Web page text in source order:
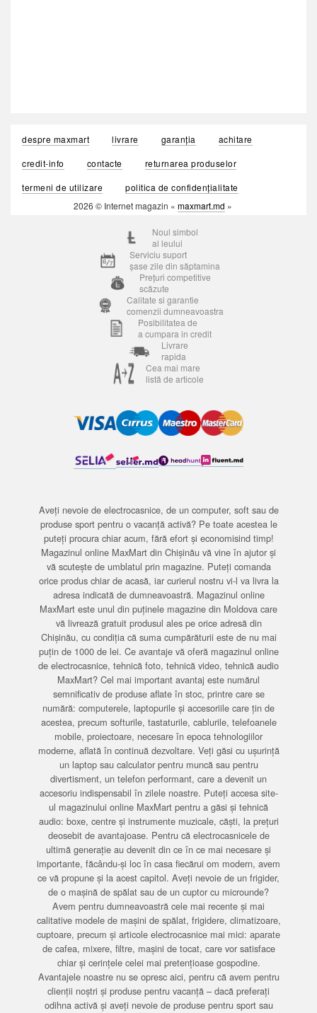
despre maxmart livrare garanția
achitare
credit-info
contacte
returnarea produselor
termeni de utilizare
politica de confidențialitate
2026 © Internet magazin « maxmart.md »
Noul simbol
al leului
Serviciu suport
șase zile din săptamina
Prețuri competitive
scăzute
Calitate si garantie
comenzii dumneavoastra
Posibilitatea de
a cumpara in credit
Livrare
rapida
Cea mai mare
listă de articole
Aveți nevoie de electrocasnice, de un computer, soft sau de
produse sport pentru o vacanță activă? Pe toate acestea le
puteți procura chiar acum, fără efort și economisind timp!
Magazinul online MaxMart din Chișinău vă vine în ajutor și
vă scutește de umblatul prin magazine. Puteți comanda
orice produs chiar de acasă, iar curierul nostru vi-l va livra la
adresa indicată de dumneavoastră. Magazinul online
MaxMart este unul din puținele magazine din Moldova care
vă livrează gratuit produsul ales pe orice adresă din
Chișinău, cu condiția că suma cumpărăturii este de nu mai
puțin de 1000 de lei. Ce avantaje vă oferă magazinul online
de electrocasnice, tehnică foto, tehnică video, tehnică audio
MaxMart? Cel mai important avantaj este numărul
semnificativ de produse aflate în stoc, printre care se
numără: computerele, laptopurile și accesoriile care țin de
acestea, precum softurile, tastaturile, cablurile, telefoanele
mobile, proiectoare, necesare în epoca tehnologiilor
moderne, aflată în continuă dezvoltare. Veți găsi cu ușurință
un laptop sau calculator pentru muncă sau pentru
divertisment, un telefon performant, care a devenit un
accesoriu indispensabil în zilele noastre. Puteți accesa site-
ul magazinului online MaxMart pentru a găsi și tehnică
audio: boxe, centre și instrumente muzicale, căști, la prețuri
deosebit de avantajoase. Pentru că electrocasnicele de
ultimă generație au devenit din ce în ce mai necesare și
importante, făcându-și loc în casa fiecărui om modern, avem
ce vă propune și la acest capitol. Aveți nevoie de un frigider,
de o mașină de spălat sau de un cuptor cu microunde?
Avem pentru dumneavoastră cele mai recente și mai
calitative modele de mașini de spălat, frigidere, climatizoare,
cuptoare, precum și articole electrocasnice mai mici: aparate
de cafea, mixere, filtre, mașini de tocat, care vor satisface
chiar și cerințele celei mai pretențioase gospodine.
Avantajele noastre nu se opresc aici, pentru că avem pentru
clienții noștri și produse pentru vacanță – dacă preferați
odihna activă și aveți nevoie de produse pentru sport sau